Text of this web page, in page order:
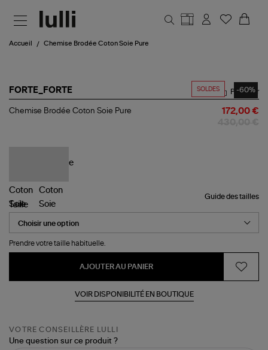
Accueil Chemise Brodée Coton Soie Pure
SOLDES -60%
FORTE_FORTE
Chemise
Partager
Chemise Brodée Coton Soie Pure 172,00 €
Guide des tailles
Taille
Prendre votre taille habituelle.
AJOUTER AU PANIER
VOIR DISPONIBILITÉ EN BOUTIQUE
VOTRE CONSEILLÈRE LULLI
Une question sur ce produit ?